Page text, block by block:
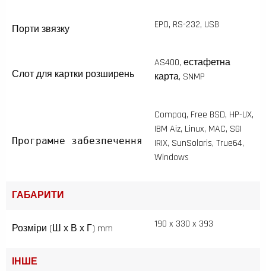
Порти звязку EPO, RS-232, USB
Слот для картки розширень
AS400, естафетна
карта, SNMP
Програмне забезпечення
Compaq, Free BSD, HP-UX,
IBM Aiz, Linux, MAC, SGI
IRIX, SunSolaris, True64,
Windows
ГАБАРИТИ
Розміри (Ш х В х Г) mm 190 x 330 x 393
ІНШЕ